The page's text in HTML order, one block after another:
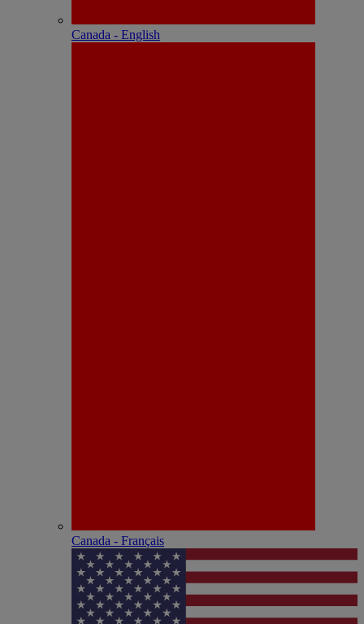
Canada - English
Canada - Français